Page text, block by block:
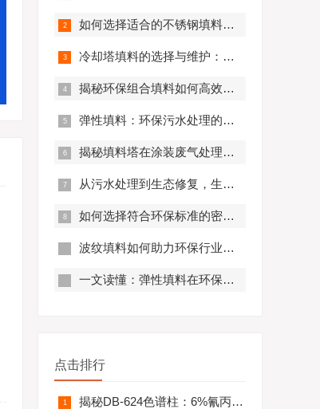
如何选择适合的不锈钢填料以提升环保设备效率
冷却塔填料的选择与维护：实现绿色运行的关键
揭秘环保组合填料如何高效处理水中有机物
弹性填料：环保污水处理的新星
揭秘填料塔在涂装废气处理中的高效应用及创新设计
从污水处理到生态修复，生物填料如何助力环保？
如何选择符合环保标准的密封填料？
波纹填料如何助力环保行业高效发展？
一文读懂：弹性填料在环保领域的应用前景
点击排行
揭秘DB-624色谱柱：6%氰丙基苯基与94%二甲基硅氧烷的奥秘